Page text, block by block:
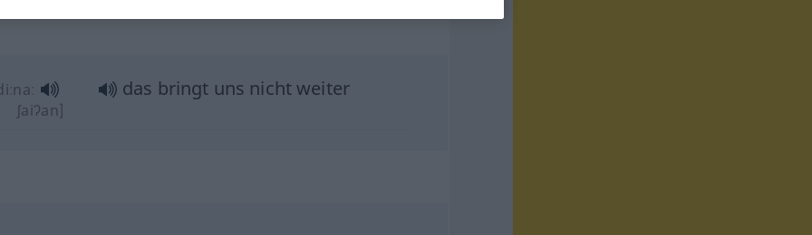
ʃaiʔan]
das bringt uns nicht weiter